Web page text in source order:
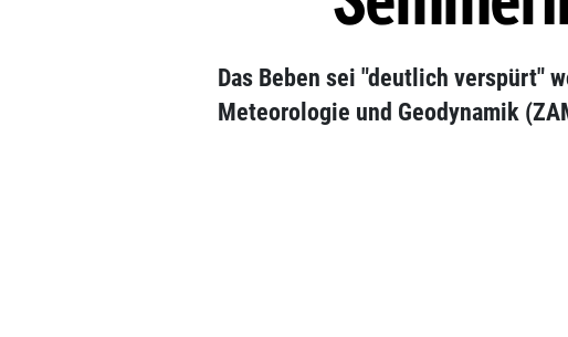
Das Beben sei "deutlich verspürt"
Meteorologie und Geodynamik